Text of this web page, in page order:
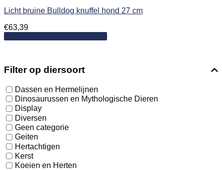
Licht bruine Bulldog knuffel hond 27 cm
€63,39
Filter op diersoort
Dassen en Hermelijnen
Dinosaurussen en Mythologische Dieren
Display
Diversen
Geen categorie
Geiten
Hertachtigen
Kerst
Koeien en Herten